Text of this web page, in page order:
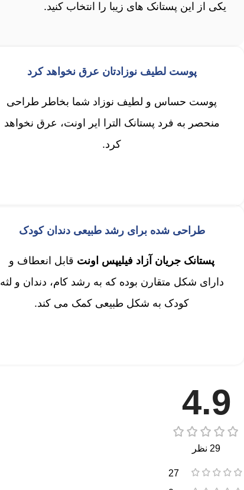
یکی از این پستانک های زیبا را انتخاب کنید.
پوست لطیف نوزادتان عرق نخواهد کرد
پوست حساس و لطیف نوزاد شما بخاطر طراحی
منحصر به فرد پستانک الترا ایر اونت، عرق نخواهد
کرد.
طراحی شده برای رشد طبیعی دندان کودک
پستانک جریان آزاد فیلیپس اونت قابل انعطاف و
دارای شکل متقارن بوده که به رشد کام، دندان و لثه
کودک به شکل طبیعی کمک می کند.
4.9
29 نظر
27